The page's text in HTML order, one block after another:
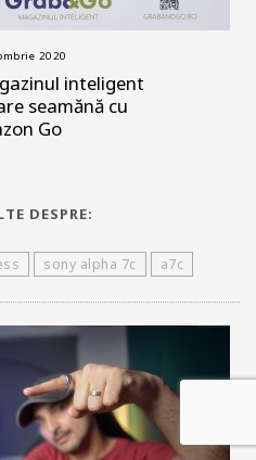
2020
inteligent
seamănă cu
Go
DESPRE:
sony alpha 7c a7c